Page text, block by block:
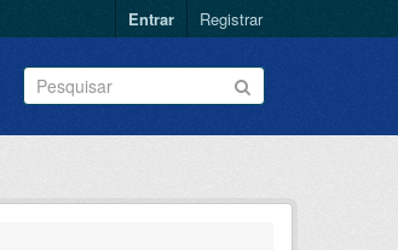
Entrar Registrar